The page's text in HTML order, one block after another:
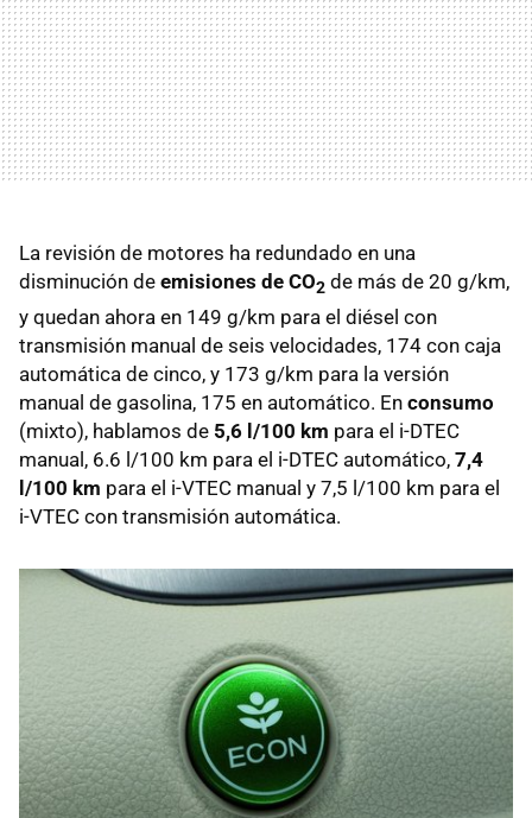
La revisión de motores ha redundado en una
disminución de emisiones de CO2 de más de 20 g/km,
y quedan ahora en 149 g/km para el diésel con
transmisión manual de seis velocidades, 174 con caja
automática de cinco, y 173 g/km para la versión
manual de gasolina, 175 en automático. En consumo
(mixto), hablamos de 5,6 l/100 km para el i-DTEC
manual, 6.6 l/100 km para el i-DTEC automático, 7,4
l/100 km para el i-VTEC manual y 7,5 l/100 km para el
i-VTEC con transmisión automática.